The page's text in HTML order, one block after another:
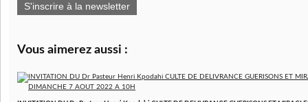
S'inscrire à la newsletter
Vous aimerez aussi :